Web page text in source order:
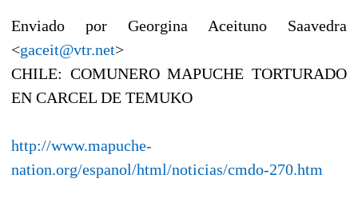
Enviado por Georgina Aceituno Saavedra
<gaceit@vtr.net>
CHILE: COMUNERO MAPUCHE TORTURADO
EN CARCEL DE TEMUKO
http://www.mapuche-
nation.org/espanol/html/noticias/cmdo-270.htm